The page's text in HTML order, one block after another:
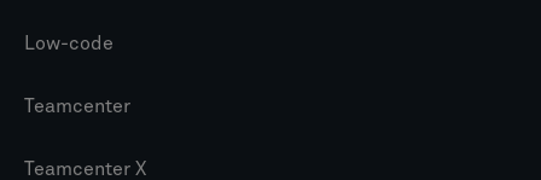
Low-code
Teamcenter
Teamcenter X